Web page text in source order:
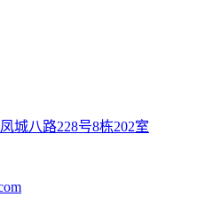
城八路228号8栋202室